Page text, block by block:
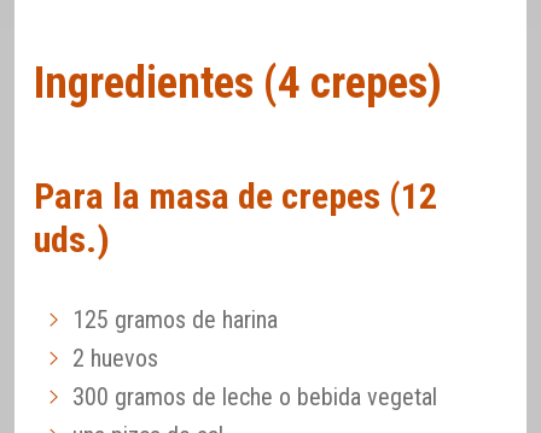
Ingredientes (4 crepes)
Para la masa de crepes (12
uds.)
125 gramos de harina
2 huevos
300 gramos de leche o bebida vegetal